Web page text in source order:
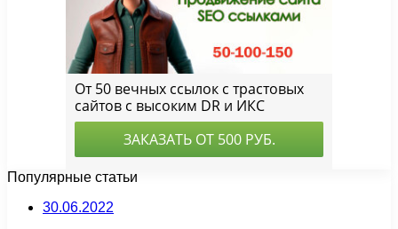
Популярные статьи
30.06.2022